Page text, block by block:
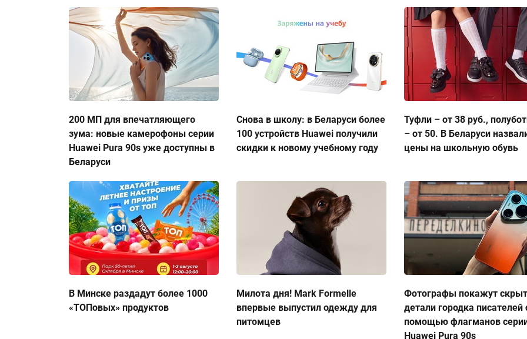
200 МП для впечатляющего
зума: новые камерофоны серии
Huawei Pura 90s уже доступны в
Беларуси
Снова в школу: в Беларуси более
100 устройств Huawei получили
скидки к новому учебному году
Туфли – от 38 руб.,
– от 50. В Беларуси
цены на школьную обувь
В Минске раздадут более 1000
«ТОПовых» продуктов
Милота дня! Mark Formelle
впервые выпустил одежду для
питомцев
Фотографы покажут
детали городка писателей
помощью флагманов
Huawei Pura 90s